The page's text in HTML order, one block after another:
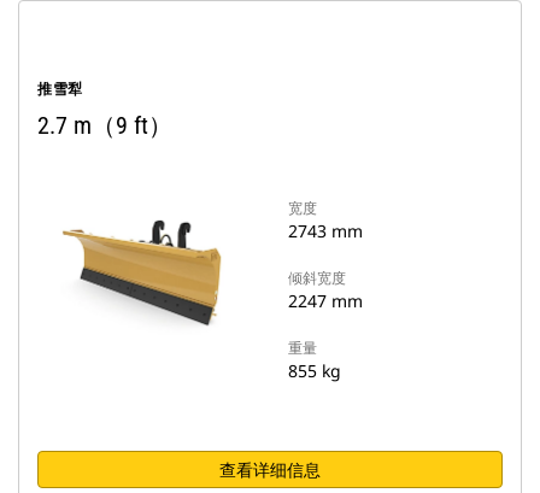
推雪犁
2.7 m（9 ft）
宽度
2743 mm
倾斜宽度
2247 mm
重量
855 kg
查看详细信息